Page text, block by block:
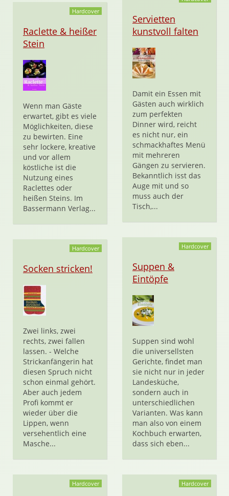
Hardcover
Raclette & heißer
Stein
Wenn man Gäste
erwartet, gibt es viele
Möglichkeiten, diese
zu bewirten. Eine
sehr lockere, kreative
und vor allem
köstliche ist die
Nutzung eines
Raclettes oder
heißen Steins. Im
Bassermann Verlag...
Servietten
kunstvoll falten
Damit ein Essen mit
Gästen auch wirklich
zum perfekten
Dinner wird, reicht
es nicht nur, ein
schmackhaftes Menü
mit mehreren
Gängen zu servieren.
Bekanntlich isst das
Auge mit und so
muss auch der
Tisch,...
Hardcover
Socken stricken!
Zwei links, zwei
rechts, zwei fallen
lassen. - Welche
Strickanfängerin hat
diesen Spruch nicht
schon einmal gehört.
Aber auch jedem
Profi kommt er
wieder über die
Lippen, wenn
versehentlich eine
Masche...
Hardcover
Suppen &
Eintöpfe
Suppen sind wohl
die universellsten
Gerichte, findet man
sie nicht nur in jeder
Landesküche,
sondern auch in
unterschiedlichen
Varianten. Was kann
man also von einem
Kochbuch erwarten,
dass sich eben...
Hardcover Hardcover